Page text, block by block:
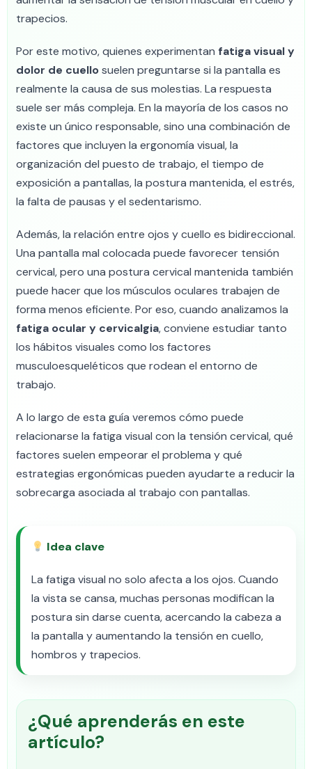
trapecios.
Por este motivo, quienes experimentan fatiga visual y
dolor de cuellosuelen preguntarse si la pantalla es
realmente la causa de sus molestias. La respuesta
suele ser más compleja. En la mayoría de los casos no
existe un único responsable, sino una combinación de
factores que incluyen la ergonomía visual, la
organización del puesto de trabajo, el tiempo de
exposición a pantallas, la postura mantenida, el estrés,
la falta de pausas y el sedentarismo.
Además, la relación entre ojos y cuello es bidireccional.
Una pantalla mal colocada puede favorecer tensión
cervical, pero una postura cervical mantenida también
puede hacer que los músculos oculares trabajen de
forma menos eficiente. Por eso, cuando analizamos la
fatiga ocular y cervicalgia, conviene estudiar tanto
los hábitos visuales como los factores
musculoesqueléticos que rodean el entorno de
trabajo.
A lo largo de esta guía veremos cómo puede
relacionarse la fatiga visual con la tensión cervical, qué
factores suelen empeorar el problema y qué
estrategias ergonómicas pueden ayudarte a reducir la
sobrecarga asociada al trabajo con pantallas.
Idea clave
La fatiga visual no solo afecta a los ojos. Cuando
la vista se cansa, muchas personas modifican la
postura sin darse cuenta, acercando la cabeza a
la pantalla y aumentando la tensión en cuello,
hombros y trapecios.
¿Qué aprenderás en este
artículo?